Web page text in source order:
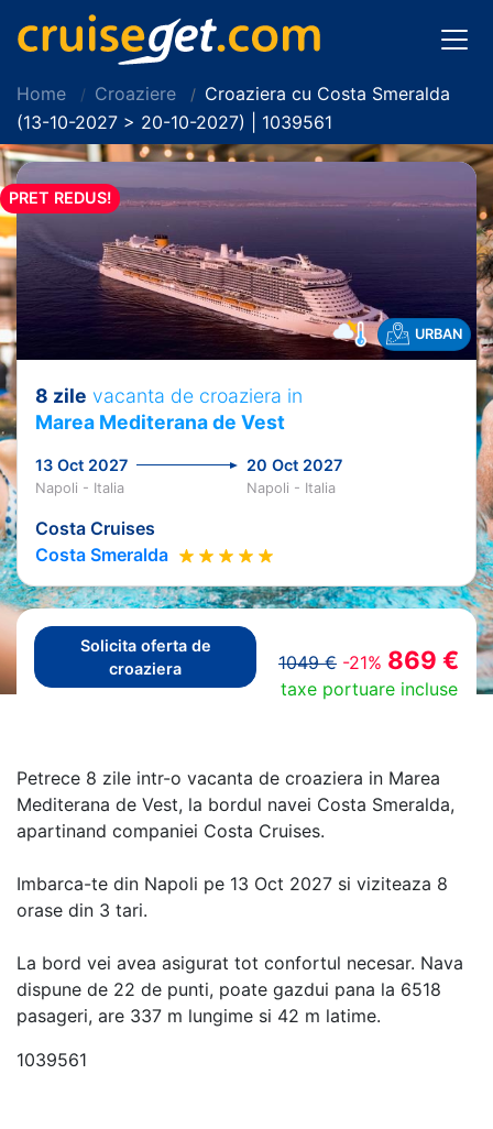
Home Croaziere
Croaziera cu Costa Smeralda
(13-10-2027 > 20-10-2027) | 1039561
PRET REDUS!
URBAN
8 zile vacanta de croaziera in
Marea Mediterana de Vest
13 Oct 2027 20 Oct 2027
Napoli - Italia Napoli - Italia
Costa Cruises
Costa Smeralda
Solicita oferta de
croaziera
1049 € -21% 869 €
taxe portuare incluse
Petrece 8 zile intr-o vacanta de croaziera in Marea
Mediterana de Vest, la bordul navei Costa Smeralda,
apartinand companiei Costa Cruises.
Imbarca-te din Napoli pe 13 Oct 2027 si viziteaza 8
orase din 3 tari.
La bord vei avea asigurat tot confortul necesar. Nava
dispune de 22 de punti, poate gazdui pana la 6518
pasageri, are 337 m lungime si 42 m latime.
1039561